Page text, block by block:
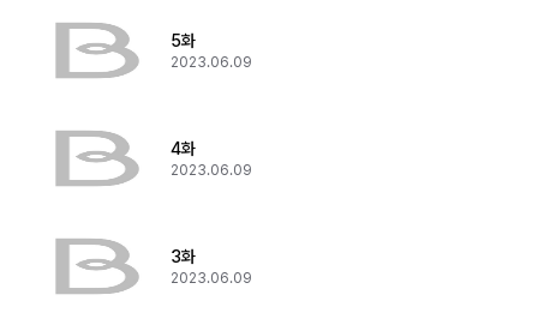
5화
2023.06.09
4화
2023.06.09
3화
2023.06.09